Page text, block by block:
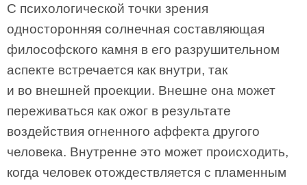
С психологической точки зрения
односторонняя солнечная составляющая
философского камня в его разрушительном
аспекте встречается как внутри, так
и во внешней проекции. Внешне она может
переживаться как ожог в результате
воздействия огненного аффекта другого
человека. Внутренне это может происходить,
когда человек отождествляется с пламенным